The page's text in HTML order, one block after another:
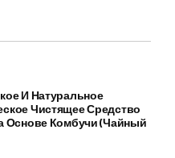
И Натуральное
Чистящее Средство
Основе Комбучи (чайный